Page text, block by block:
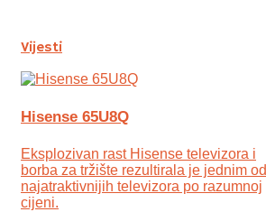
Vijesti
Hisense 65U8Q
Eksplozivan rast Hisense televizora i
borba za tržište rezultirala je jednim od
najatraktivnijih televizora po razumnoj
cijeni.